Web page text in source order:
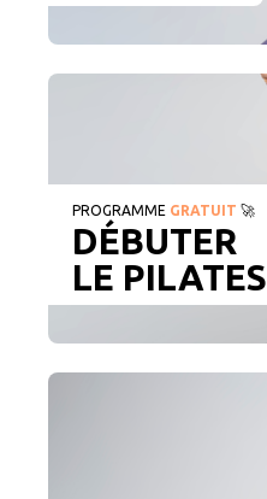
PROGRAMME GRATUIT 🚀
DÉBUTER
LE PILATES